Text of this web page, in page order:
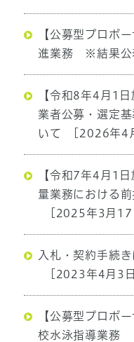
【公募型プロポ
進業務 ※結果公
【令和8年4月1
業者公募・選定
いて
[2026年4
【令和7年4月1
量業務における
[2025年3月17
入札・契約手続
[2023年4月3
【公募型プロポ
校水泳指導業務